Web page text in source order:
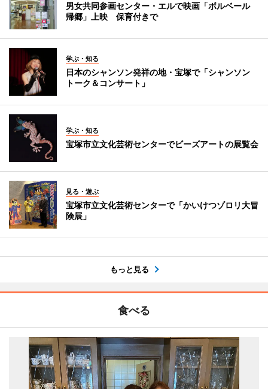
男女共同参画センター・エルで映画「ボルベール
帰郷」上映 保育付きで
学ぶ・知る
日本のシャンソン発祥の地・宝塚で「シャンソン
トーク＆コンサート」
学ぶ・知る
宝塚市立文化芸術センターでビーズアートの展覧会
見る・遊ぶ
宝塚市立文化芸術センターで「かいけつゾロリ大冒
険展」
もっと見る
食べる